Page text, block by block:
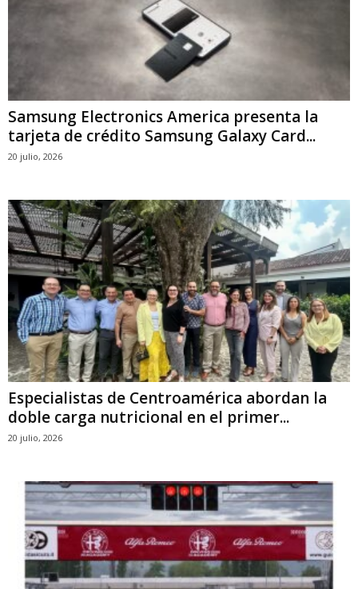
Samsung Electronics America presenta la
tarjeta de crédito Samsung Galaxy Card...
20 julio, 2026
Especialistas de Centroamérica abordan la
doble carga nutricional en el primer...
20 julio, 2026